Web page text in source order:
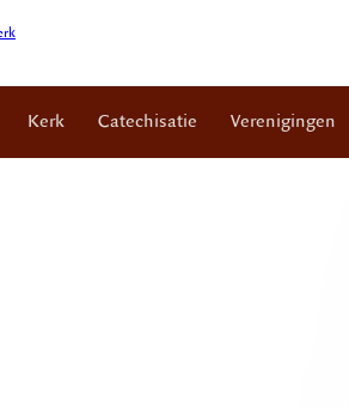
Kerk Catechisatie Verenigingen